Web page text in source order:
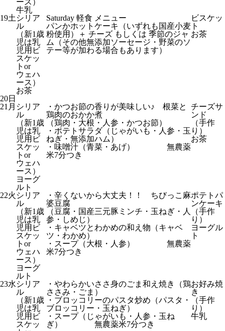
ース）
牛乳
19土 シリア
ル
（新1歳
児は乳
児用ビ
スケッ
トor
ウェハ
ース）
お茶
Saturday 軽食 メニュー
パンかホットケーキ（いずれも国産小麦
粉使用）＋ チーズ もしくは 季節のジャ
ム（その他無添加ソーセージ・野菜のソ
テー等が加わる場合もあります）
ビスケッ
ト
お茶
20日
21 月 シリア
ル
（新1歳
児は乳
児用ビ
スケッ
トor
ウェハ
ース）
ヨーグ
ルト
・かつお節の香りが美味しい♪ 根菜と
鶏肉のおかか煮
（鶏肉・大根・人参・かつお節）
・ポテトサラダ（じゃがいも・人参・玉
ねぎ・無添加ハム）
・味噌汁（青菜・あげ） 無農薬
米7分つき
チーズサ
ンド
（手作
り）
お茶
22火 シリア
ル
（新1歳
児は乳
児用ビ
スケッ
トor
ウェハ
ース）
ヨーグ
ルト
・辛くないから大丈夫！！ ちびっこ麻
婆豆腐
（豆腐・国産三元豚ミンチ・玉ねぎ・人
参・しめじ）
・キャベツとわかめの和え物（キャベ
ツ・わかめ）
・スープ（大根・人参） 無農薬
米7分つき
ポテトパ
ンケーキ
（手作
り）
ヨーグル
ト
23水シリア
ル
（新1歳
児は乳
児用ビ
スケッ
・やわらかいささ身のごま和え焼き（鶏
ささみ・ごま）
・ブロッコリーのパスタ炒め（パスタ・
ブロッコリー・玉ねぎ）
・スープ（じゃがいも・人参・玉ね
ぎ） 無農薬米7分つき
お好み焼
き
（手作
り）
牛乳